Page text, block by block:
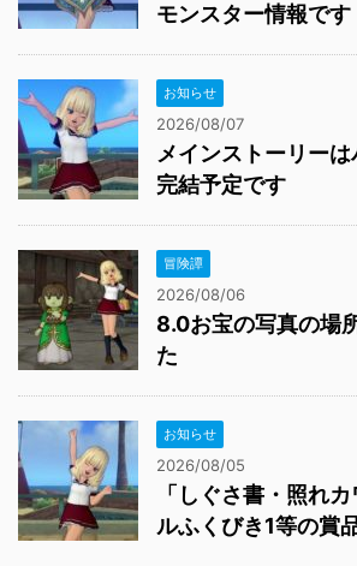
モンスター情報です
お知らせ
2026/08/07
メインストーリー
完結予定です
冒険譚
2026/08/06
8.0お宝の写真の場
た
お知らせ
2026/08/05
「しぐさ書・照れ
ルふくびき1等の賞